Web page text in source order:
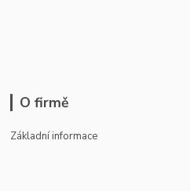
O firmě
Základní informace